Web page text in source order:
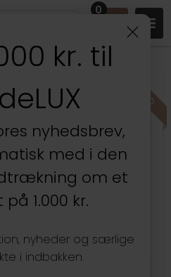
0
gallerihylderkr. til
nyhedsbrev,
med i den
om et
1.000 kr.
nyheder og særlige
i indbakken.